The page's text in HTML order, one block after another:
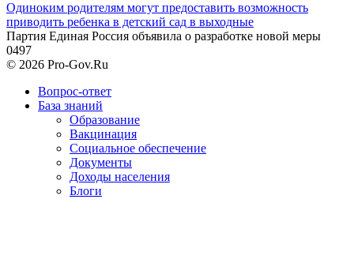
Одиноким родителям могут предоставить возможность
приводить ребенка в детский сад в выходные
Партия Единая Россия объявила о разработке новой меры
0497
© 2026 Pro-Gov.Ru
Вопрос-ответ
База знаний
Образование
Вакцинация
Социальное обеспечение
Документы
Доходы населения
Блоги